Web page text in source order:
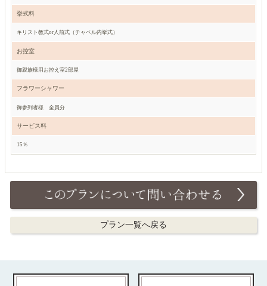
挙式料
キリスト教式or人前式（チャペル内挙式）
お控室
御親族様用お控え室2部屋
フラワーシャワー
御参列者様 全員分
サービス料
15％
プラン一覧へ戻る